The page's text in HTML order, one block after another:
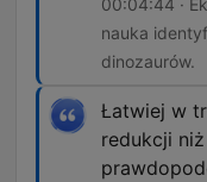
00:04:44 ·
nauka
dinozaurów.
Łatwiej w
redukcji